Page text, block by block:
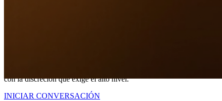
con la discreción que exige el alto nivel.
INICIAR CONVERSACIÓN